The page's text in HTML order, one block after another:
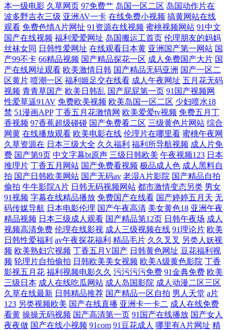
97人人干 欧美日韩另类亚洲 亚洲黄色电影网站 久久五月亭 天天干天天添
97午夜剧场 黄色老湿影片 色色看片 91香蕉污污污
本一级电影 久草网页 97免费艹 岛国一区二区 岛国动作片在
波多野吉衣三级 亚洲AV一卡 在线免费小视频 搞黄网站在线
观看 免费色情A片网扯 91资源在线视频 蜜桃视频网站 91中文
国产在线视频 福利爱爱网址 岛国搬运工首页 伦理朋友的妈妈
丝袜女同 日韩性爱网址 在线观看日本黄 亚洲国产第一网站 国
产99不卡 66精品视频 国产精品探花一区 成人免费国产大片 国
产在线网址观看 欧美激情日韩 国产精品无码亚洲 国产一区二
区黄片 喷潮一区 福利姬足交在线看 成人午夜网址 五月花无码
视频 青青草国产 欧美日韩乱 国产屁屁第一页 91国产视频网
性爱草逼91AV 免费欧美视频 欧美岛国一区二区 少妇喷水18
禁 51漫画APP 丁香五月花激情网 欧美爱爱tv视频 免费五月丁
香视频 97香蕉超级碰碰 国产免费看二区 三级黄色片网站 综合
网黄 在线播放观看 欧美电影在线 伦理片在哪里看 蜜桃午夜网
久草资源在 日本三级大全 久久福利 福利所导航视频 成人片免
费 国产第9页 中文字幕bt原声 三级日韩欧美 午夜视频123 日本
推理片 丁香五月网站 国产免费看视频 极品成人色 成人黑料自
拍 国产日韩欧美网站 国产无码av 老湿A片影院 国产精品自拍
偷拍 牛牛影院A片 日韩无码视频网站 都市激情变态另类 男女
91视频 字幕在线精品播放 免费国产在线看 国产婷婷五月天 无
码传媒导航 日本电影伦理 国产午夜高清 美女黄色18 亚洲午夜
精品视频 日本三级成人观看 国产精品第12页 日韩午夜场 成人
视频高清免费 伦理在线影视 成人三级视频在线 91理论片 欧美
日韩性爱福利 av午夜探花福利 精品毛片 久久叉叉 另类人妖视
频 欧美熟妇穴视频 丁香五月V国产 日韩黄色网址 豆花福利视
频 轮理片自拍偷拍 日韩欧美美女视频 欧美A级黄色影院 丁香
影视五月花 福利视频电影久久 污污污污免费 91金典免费 欧美
三级日本 成人在线吃瓜网站 成人岛国影院 成人动漫二区三区
久草在线最新 日韩精品推荐 国产精品一区自拍 男人天堂 a片
123 另类视频欧美 国产在线直播 亚洲卡一卡二 成人在线免费
看黄 操操无码视频 国产高清第一页 91国产在线播放 国产女人
夜夜做 国产在线小视频 91com 91豆花成人 哪里有A片网址 精